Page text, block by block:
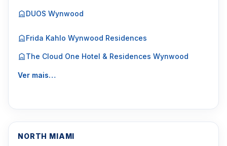
DUOS Wynwood
Frida Kahlo Wynwood Residences
The Cloud One Hotel & Residences Wynwood
Ver mais…
NORTH MIAMI